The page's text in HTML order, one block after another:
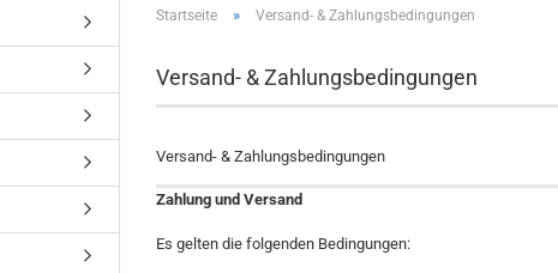
Standgeräte
Standgeräte
Standgeräte
Startseite » Versand- & Zahlungsbedingungen
Versand- & Zahlungsbedingungen
Versand- & Zahlungsbedingungen
Zahlung und Versand
Es gelten die folgenden Bedingungen: